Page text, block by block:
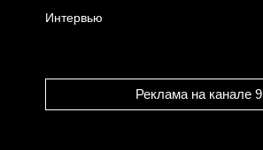
Интервью
Реклама на канале 9